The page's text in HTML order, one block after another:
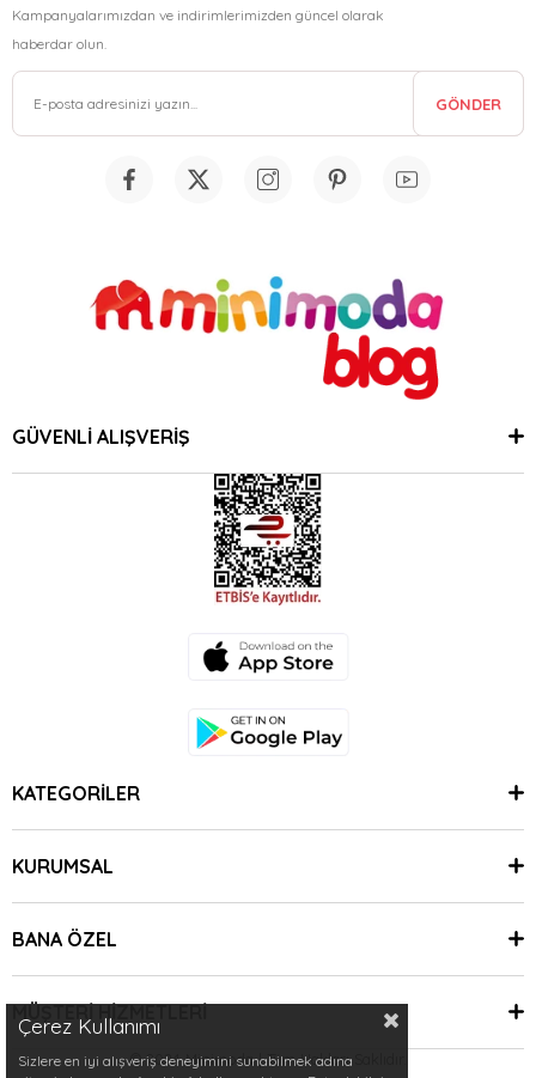
Kampanyalarımızdan ve indirimlerimizden güncel olarak
haberdar olun.
GÖNDER
GÜVENLİ ALIŞVERİŞ
KATEGORİLER
KURUMSAL
BANA ÖZEL
MÜŞTERİ HİZMETLERİ
© 2024 Minimoda | Tüm Hakları Saklıdır.
Çerez Kullanımı
Sizlere en iyi alışveriş deneyimini sunabilmek adına